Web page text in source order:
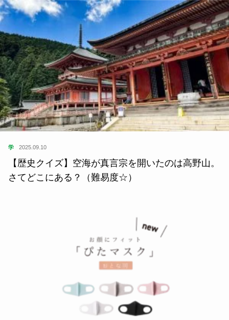
学 2025.09.10
【歴史クイズ】空海が真言宗を開いたのは高野山。
さてどこにある？（難易度☆）